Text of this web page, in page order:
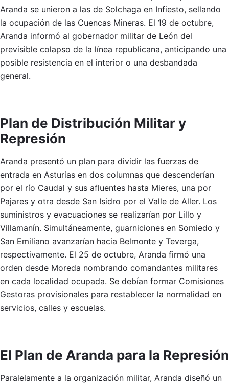
Aranda se unieron a las de Solchaga en Infiesto, sellando
la ocupación de las Cuencas Mineras. El 19 de octubre,
Aranda informó al gobernador militar de León del
previsible colapso de la línea republicana, anticipando una
posible resistencia en el interior o una desbandada
general.
Plan de Distribución Militar y
Represión
Aranda presentó un plan para dividir las fuerzas de
entrada en Asturias en dos columnas que descenderían
por el río Caudal y sus afluentes hasta Mieres, una por
Pajares y otra desde San Isidro por el Valle de Aller. Los
suministros y evacuaciones se realizarían por Lillo y
Villamanín. Simultáneamente, guarniciones en Somiedo y
San Emiliano avanzarían hacia Belmonte y Teverga,
respectivamente. El 25 de octubre, Aranda firmó una
orden desde Moreda nombrando comandantes militares
en cada localidad ocupada. Se debían formar Comisiones
Gestoras provisionales para restablecer la normalidad en
servicios, calles y escuelas.
El Plan de Aranda para la Represión
Paralelamente a la organización militar, Aranda diseñó un